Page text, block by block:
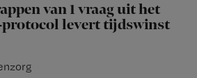
van 1 vraag uit het
protocol levert tijdswinst